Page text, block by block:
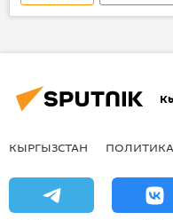
Игорь Князев
врач
КЫРГЫЗСТАН ПОЛИТИКА